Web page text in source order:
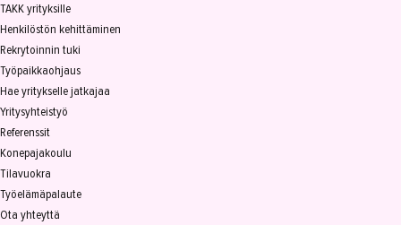
TAKK yrityksille
Henkilöstön kehittäminen
Rekrytoinnin tuki
Työpaikkaohjaus
Hae yritykselle jatkajaa
Yritysyhteistyö
Referenssit
Konepajakoulu
Tilavuokra
Työelämäpalaute
Ota yhteyttä